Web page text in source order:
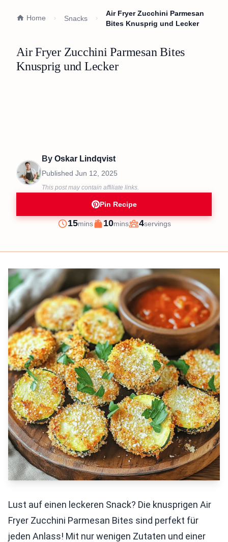
Home Snacks
Air Fryer Zucchini Parmesan
Bites Knusprig und Lecker
Air Fryer Zucchini Parmesan Bites
Knusprig und Lecker
By Oskar Lindqvist
Published Jun 12, 2025
This post may contain affiliate links.
Pin Recipe
Prep
15minutes
mins
Cook
10minutes
mins
Servings
4servings
Lust auf einen leckeren Snack? Die knusprigen Air
Fryer Zucchini Parmesan Bites sind perfekt für
jeden Anlass! Mit nur wenigen Zutaten und einer